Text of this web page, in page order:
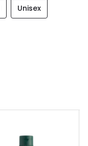
Unisex